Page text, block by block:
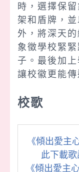
時，選擇保
架和盾牌，
外，將深天的
象徵學校緊
子。最後加
讓校徽更能傳
校歌
《傾出愛主
此下載歌
《傾出愛主